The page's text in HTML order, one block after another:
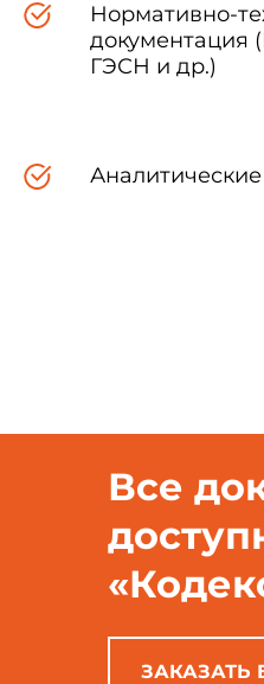
Нормативно-
документация
ГЭСН и др.)
Все